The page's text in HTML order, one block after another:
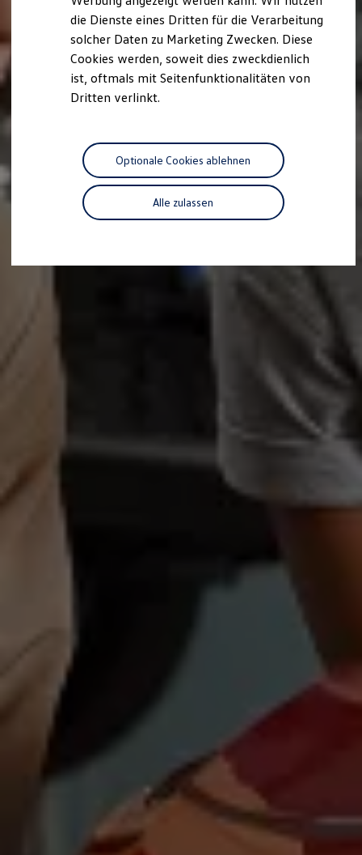
Fußball Drop
we drive football
#wedriveproud
Besitzer und Service
Software Updates
Service und Ersatzteile
Motorenöl und Flüssigkeiten
Räder und Reifen
Pannen- und Unfallhilfe
Economy Service
Volkswagen Teile
Zubehör
Entertainment und Elektronik
Updates für Software, Karten und Radio
Volkswagen Kundenbetreuung
Assistenzsysteme
Digitale Betriebsanleitung
die Dienste eines Dritten für die Verarbeitung
solcher Daten zu Marketing Zwecken. Diese
Cookies werden, soweit dies zweckdienlich
ist, oftmals mit Seitenfunktionalitäten von
Dritten verlinkt.
Alle zulassen
Optionale Cookies ablehnen